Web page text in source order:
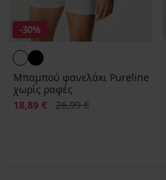
-30%
Μπαμπού φανελάκι Pureline
χωρίς ραφές
Έκπτωση
18,89 € Αρχική τιμή
26,99 €